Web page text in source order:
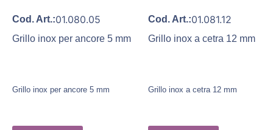
Cod. Art.:01.080.05
Grillo inox per ancore 5 mm
Grillo inox per ancore 5 mm
Cod. Art.:01.081.12
Grillo inox a cetra 12 mm
Grillo inox a cetra 12 mm